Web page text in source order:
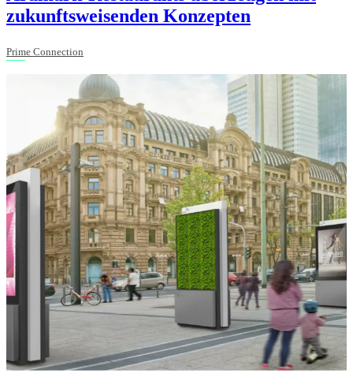
zukunftsweisenden Konzepten
Prime Connection